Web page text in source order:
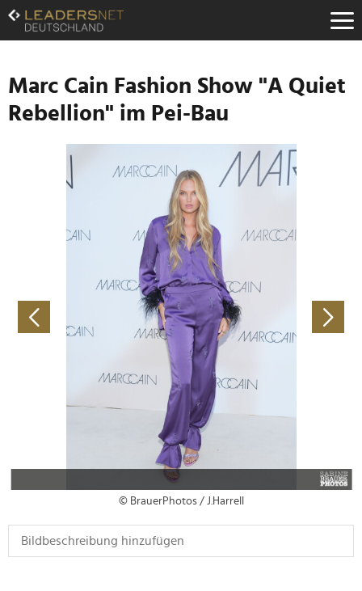
Zum
Inhalt
Zur
Navigation
Zur
Hauptnavigation
Marc Cain Fashion Show "A Quiet
Rebellion" im Pei-Bau
© BrauerPhotos / J.Harrell